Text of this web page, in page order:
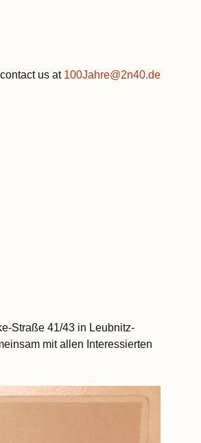
us at 100Jahre@2n40.de
Straße 41/43 in Leubnitz-
mit allen Interessierten